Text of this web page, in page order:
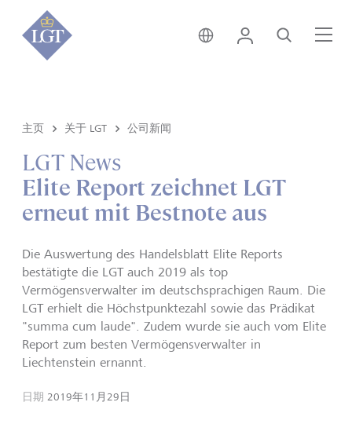
新加坡 • 中文
登录 搜索
主页 关于 LGT 公司新闻
LGT News
Elite Report zeichnet LGT
erneut mit Bestnote aus
Die Auswertung des Handelsblatt Elite Reports
bestätigte die LGT auch 2019 als top
Vermögensverwalter im deutschsprachigen Raum. Die
LGT erhielt die Höchstpunktezahl sowie das Prädikat
"summa cum laude". Zudem wurde sie auch vom Elite
Report zum besten Vermögensverwalter in
Liechtenstein ernannt.
日期 2019年11月29日